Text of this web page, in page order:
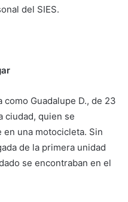
del SIES.
Guadalupe D., de 23
ciudad, quien se
en una motocicleta. Sin
de la primera unidad
se encontraban en el